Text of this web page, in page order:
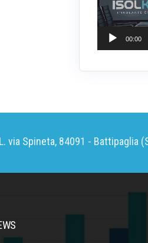
00:00
via Spineta, 84091 - Battipaglia